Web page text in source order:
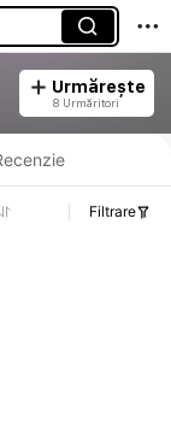
Urmărește
8 Urmăritori
vânzările și stocul.
Filtrare